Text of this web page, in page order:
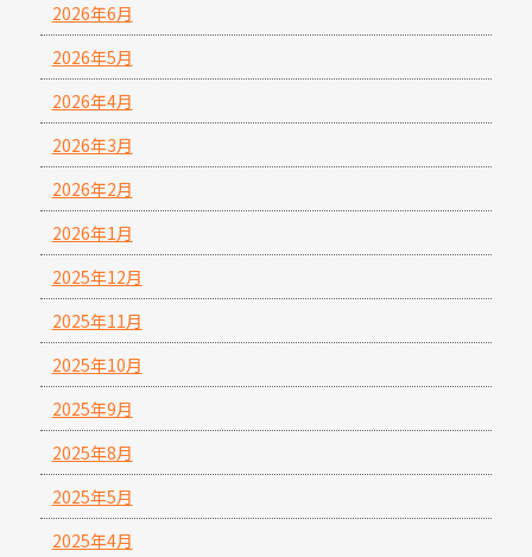
2026年6月
2026年5月
2026年4月
2026年3月
2026年2月
2026年1月
2025年12月
2025年11月
2025年10月
2025年9月
2025年8月
2025年5月
2025年4月